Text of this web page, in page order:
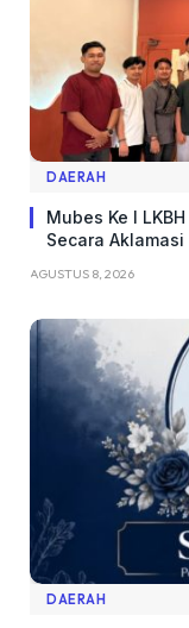
DAERAH
Mubes Ke I
Secara Aklamasi
AGUSTUS 8, 2026
DAERAH